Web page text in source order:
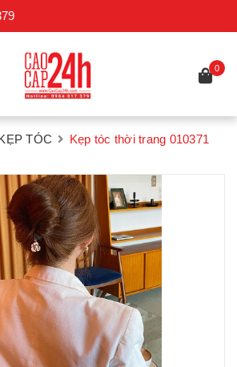
0
TÓC Kẹp tóc thời trang 010371